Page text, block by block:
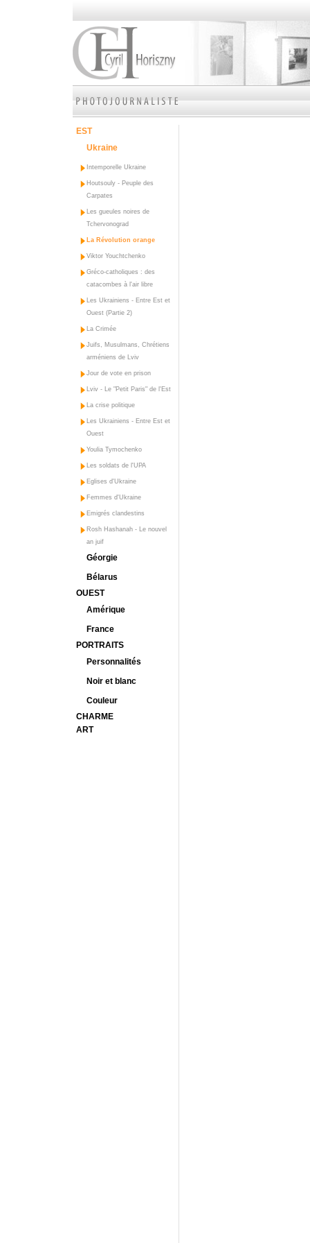
EST
Ukraine
Intemporelle Ukraine
Houtsouly - Peuple des
Carpates
Les gueules noires de
Tchervonograd
La Révolution orange
Viktor Youchtchenko
Gréco-catholiques : des
catacombes à l'air libre
Les Ukrainiens - Entre Est et
Ouest (Partie 2)
La Crimée
Juifs, Musulmans, Chrétiens
arméniens de Lviv
Jour de vote en prison
Lviv - Le "Petit Paris" de l'Est
La crise politique
Les Ukrainiens - Entre Est et
Ouest
Youlia Tymochenko
Les soldats de l'UPA
Eglises d'Ukraine
Femmes d'Ukraine
Emigrés clandestins
Rosh Hashanah - Le nouvel
an juif
Géorgie
Bélarus
OUEST
Amérique
France
PORTRAITS
Personnalités
Noir et blanc
Couleur
CHARME
ART